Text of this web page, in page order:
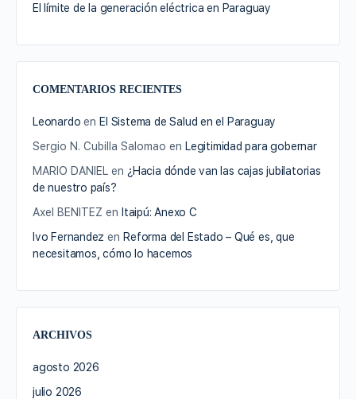
El límite de la generación eléctrica en Paraguay
COMENTARIOS RECIENTES
Leonardo enEl Sistema de Salud en el Paraguay
Sergio N. Cubilla Salomao en Legitimidad para gobernar
MARIO DANIEL en ¿Hacia dónde van las cajas jubilatorias
de nuestro país?
Axel BENITEZ en Itaipú: Anexo C
Ivo Fernandez enReforma del Estado – Qué es, que
necesitamos, cómo lo hacemos
ARCHIVOS
agosto 2026
julio 2026